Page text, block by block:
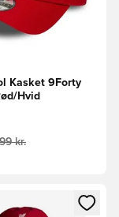
Kasket 9Forty
Hvid
kr.
dig som
Modal til at logge